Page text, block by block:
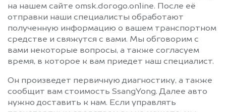
на нашем сайте omsk.dorogo.online. После её
отправки наши специалисты обработают
полученную информацию о вашем транспортном
средстве и свяжутся с вами. Мы обговорим с
вами некоторые вопросы, а также согласуем
время, в которое к вам приедет наш специалист.
Он произведет первичную диагностику, а также
сообщит вам стоимость SsangYong. Далее авто
нужно доставить к нам. Если управлять